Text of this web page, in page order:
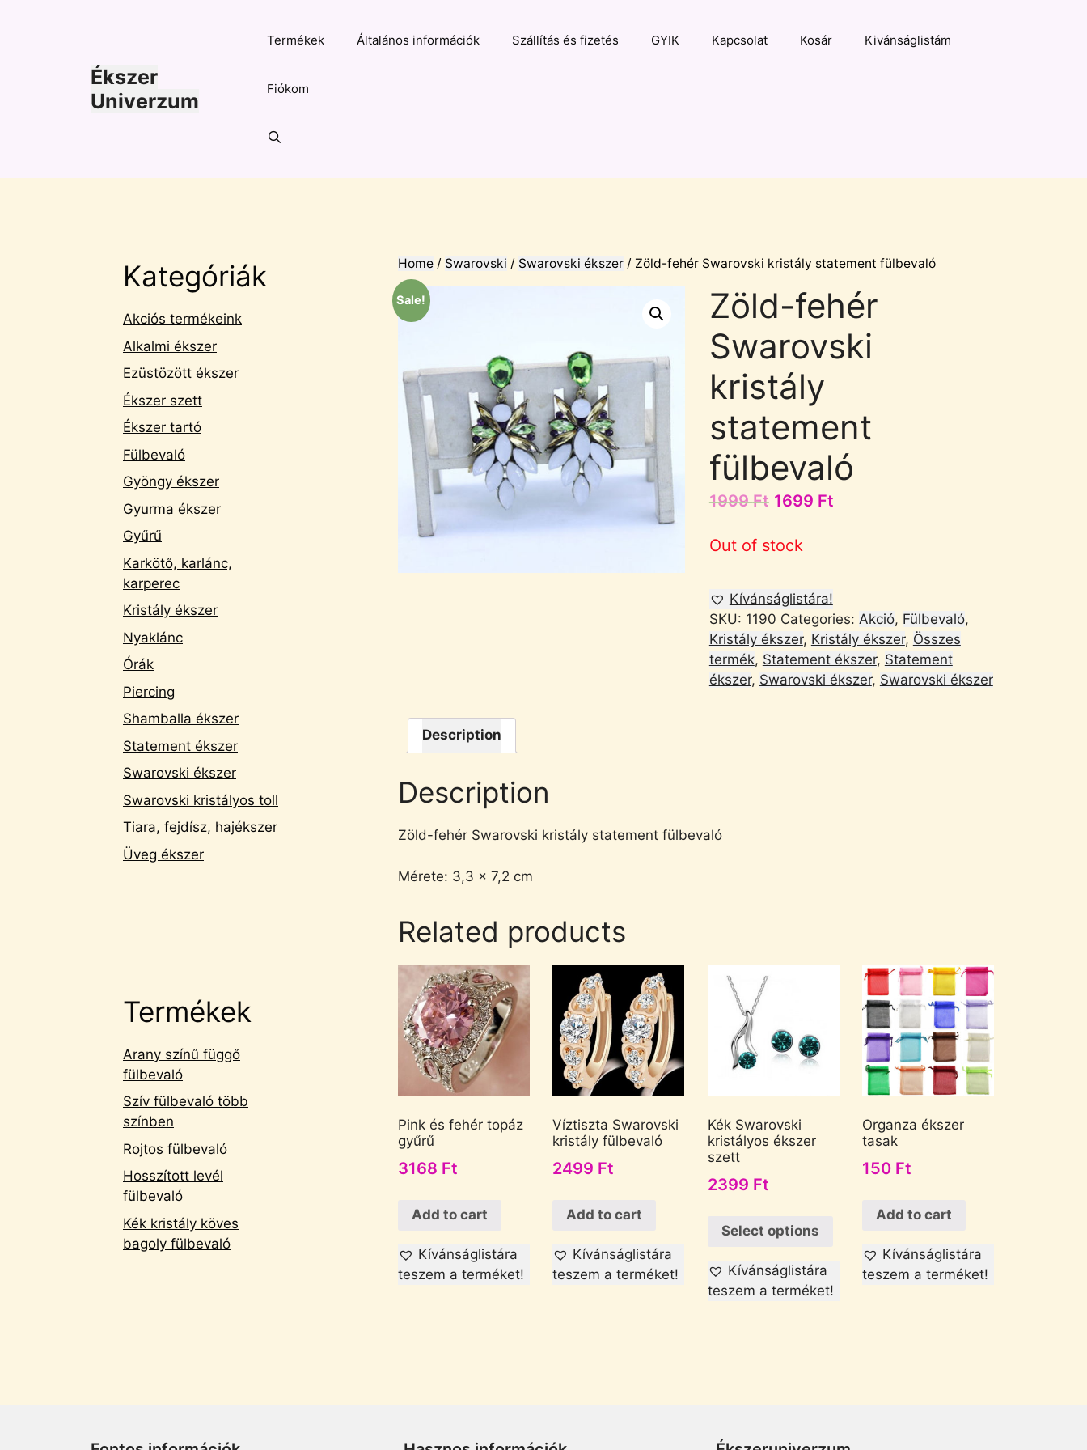
Ékszer
Univerzum
Termékek Általános információk Szállítás és fizetés GYIK Kapcsolat Kosár Kivánságlistám
Fiókom
Home / Swarovski / Swarovski ékszer / Zöld-fehér Swarovski kristály statement fülbevaló
Sale!
Zöld-fehér
Swarovski
kristály
statement
fülbevaló
1999Ft 1699 Ft
Out of stock
Kívánságlistára!
SKU: 1190 Categories: Akció, Fülbevaló,
Kristály ékszer, Kristály ékszer, Összes
termék, Statement ékszer, Statement
ékszer, Swarovski ékszer, Swarovski ékszer
Description
Description
Zöld-fehér Swarovski kristály statement fülbevaló
Mérete: 3,3 x 7,2 cm
Related products
Pink és fehér topáz
gyűrű
3168 Ft
Add to cart
Kívánságlistára
teszem a terméket!
Víztiszta Swarovski
kristály fülbevaló
2499 Ft
Add to cart
Kívánságlistára
teszem a terméket!
Kék Swarovski
kristályos ékszer
szett
2399 Ft
Select options
Kívánságlistára
teszem a terméket!
Organza ékszer
tasak
150 Ft
Add to cart
Kívánságlistára
teszem a terméket!
Kategóriák
Akciós termékeink
Alkalmi ékszer
Ezüstözött ékszer
Ékszer szett
Ékszer tartó
Fülbevaló
Gyöngy ékszer
Gyurma ékszer
Gyűrű
Karkötő, karlánc,
karperec
Kristály ékszer
Nyaklánc
Órák
Piercing
Shamballa ékszer
Statement ékszer
Swarovski ékszer
Swarovski kristályos toll
Tiara, fejdísz, hajékszer
Üveg ékszer
Termékek
Arany színű függő
fülbevaló
Szív fülbevaló több
színben
Rojtos fülbevaló
Hosszított levél
fülbevaló
Kék kristály köves
bagoly fülbevaló